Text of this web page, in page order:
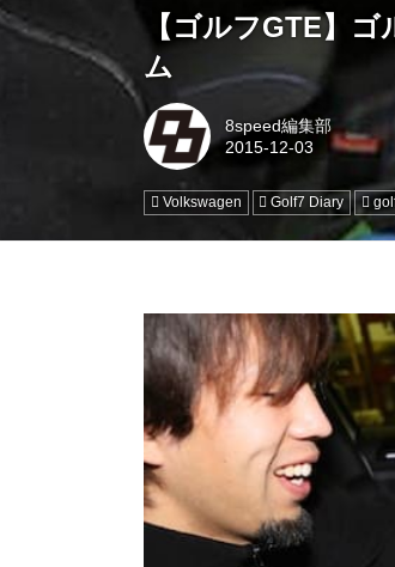
【ゴルフGTE】ゴ
ム
8speed編集部
Volkswagen Golf7 Diary